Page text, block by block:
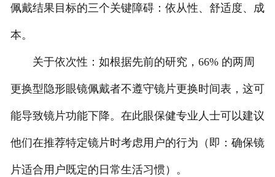
佩戴结果目标的三个关键障碍：依从性、舒适度、成
本。
关于依次性：如根据先前的研究，66% 的两周
更换型隐形眼镜佩戴者不遵守镜片更换时间表，这可
能导致镜片功能下降。在此眼保健专业人士可以建议
他们在推荐特定镜片时考虑用户的行为（即：确保镜
片适合用户既定的日常生活习惯）。